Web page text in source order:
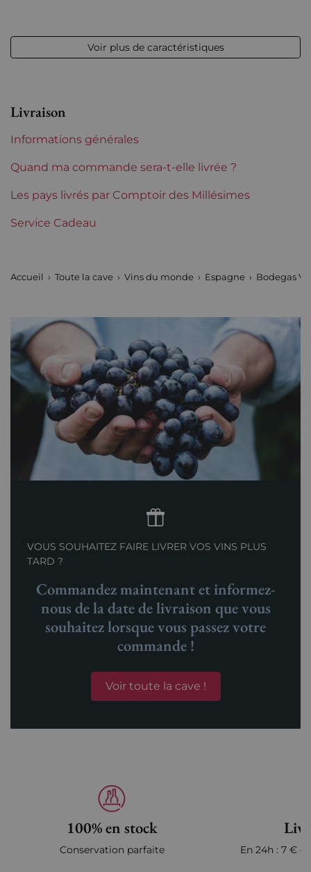
Appellation Espagne
Maturité À garder
Vins étranger Vega Sicilia
Tranche de prix
Voir plus de caractéristiques
Livraison
Informations générales
Quand ma commande sera-t-elle livrée ?
Les pays livrés par Comptoir des Millésimes
Service Cadeau
Accueil Toute la cave Vins du monde Espagne Bodegas
VOUS SOUHAITEZ FAIRE LIVRER VOS VINS PLUS
TARD ?
Commandez maintenant et informez-
nous de la date de livraison que vous
souhaitez lorsque vous passez votre
commande !
Voir toute la cave !
100% en stock
Conservation parfaite En 24h : 7 €